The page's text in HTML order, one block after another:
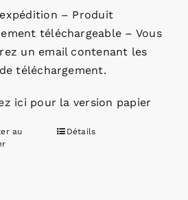
– Produit
téléchargeable – Vous
un email contenant les
téléchargement.
ici pour la version papier
au
Détails